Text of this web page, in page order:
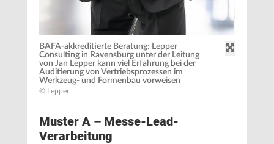
BAFA-akkreditierte Beratung: Lepper
Consulting in Ravensburg unter der Leitung
von Jan Lepper kann viel Erfahrung bei der
Auditierung von Vertriebsprozessen im
Werkzeug- und Formenbau vorweisen
© Lepper
Muster A – Messe-Lead-
Verarbeitung